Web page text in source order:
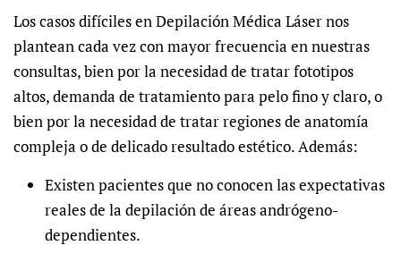
Los casos difíciles en Depilación Médica Láser nos
plantean cada vez con mayor frecuencia en nuestras
consultas, bien por la necesidad de tratar fototipos
altos, demanda de tratamiento para pelo fino y claro, o
bien por la necesidad de tratar regiones de anatomía
compleja o de delicado resultado estético. Además:
Existen pacientes que no conocen las expectativas
reales de la depilación de áreas andrógeno-
dependientes.